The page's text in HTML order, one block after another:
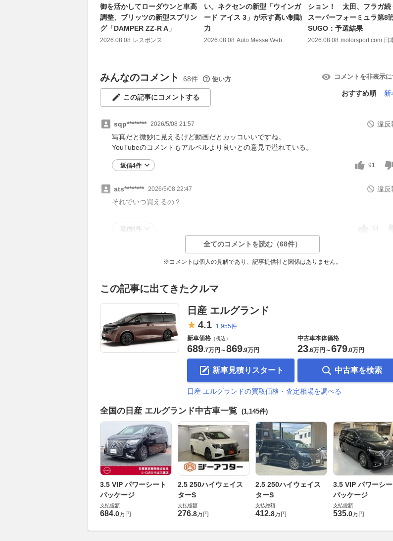
御を活かしてローダウンと車高
調整、ブリッツの新型スプリン
グ「DAMPER ZZ-R A」
2026.08.08 レスポンス
い。ネクセンの新型「ウインガ
ード アイス 3」が示す高い制動
力
2026.08.08 Auto Messe Web
ション！ 太田、フラガ続
スーパーフォーミュラ第8
SUGO：予選結果
2026.08.08 motorsport.com 日
みんなのコメント 68件 使い方 コメントを非表示
この記事にコメントする
おすすめ順 新
sqp******** 2026/5/08 21:57
違反
写真だと微妙に見えるけど動画だとカッコいいですね。
YouTubeのコメントもアルベルより良いとの意見で溢れている。
返信4件 91
ats******** 2026/5/08 22:47
違反
それでいつ買えるの？
返信0件 34
全てのコメントを読む（68件）
※コメントは個人の見解であり、記事提供社と関係はありません。
この記事に出てきたクルマ
日産 エルグランド
4.1
1,955件
新車価格 （税込）
689.7万円 ～869.9万円
新車見積りスタート
中古車本体価格
23.6万円 ～679.0万円
中古車を検索
日産 エルグランドの買取価格・査定相場を調べる
全国の日産 エルグランド中古車一覧 (1,145件)
3.5 VIP パワーシート
パッケージ
支払総額
684.0万円
2.5 250ハイウェイス
ターS
支払総額
276.8万円
2.5 250ハイウェイス
ターS
支払総額
412.8万円
3.5 VIP パワーシー
パッケージ
支払総額
535.0万円